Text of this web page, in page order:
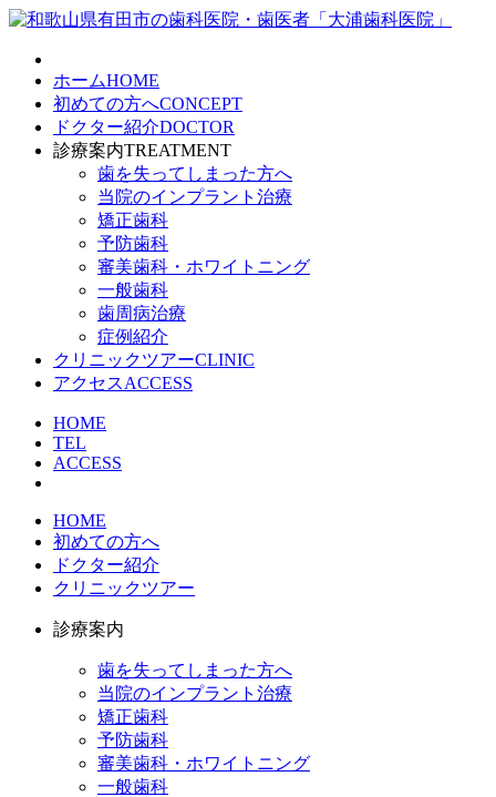
ホームHOME
初めての方へCONCEPT
ドクター紹介DOCTOR
診療案内TREATMENT
歯を失ってしまった方へ
当院のインプラント治療
矯正歯科
予防歯科
審美歯科・ホワイトニング
一般歯科
歯周病治療
症例紹介
クリニックツアーCLINIC
アクセスACCESS
HOME
TEL
ACCESS
HOME
初めての方へ
ドクター紹介
クリニックツアー
診療案内
歯を失ってしまった方へ
当院のインプラント治療
矯正歯科
予防歯科
審美歯科・ホワイトニング
一般歯科